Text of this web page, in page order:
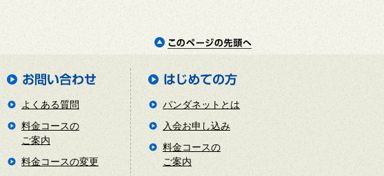
よくある質問
料金コースの
ご案内
料金コースの変更
パンダネットとは
入会お申し込み
料金コースの
ご案内